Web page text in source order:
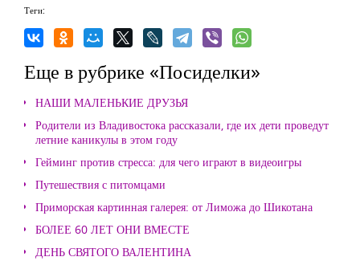
Теги:
Еще в рубрике «Посиделки»
НАШИ МАЛЕНЬКИЕ ДРУЗЬЯ
Родители из Владивостока рассказали, где их дети проведут
летние каникулы в этом году
Гейминг против стресса: для чего играют в видеоигры
Путешествия с питомцами
Приморская картинная галерея: от Лиможа до Шикотана
БОЛЕЕ 60 ЛЕТ ОНИ ВМЕСТЕ
ДЕНЬ СВЯТОГО ВАЛЕНТИНА